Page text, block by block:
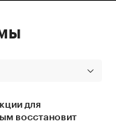
для
восстановит